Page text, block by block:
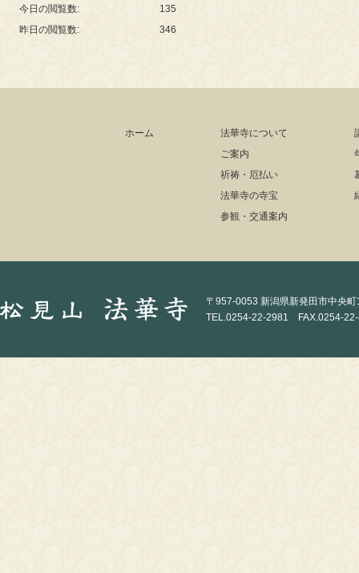
135
今日の閲覧数:
346
昨日の閲覧数:
ホーム
法華寺について
ご案内
祈祷・厄払い
法華寺の寺宝
参観・交通案内
〒957-0053 新潟県新発田市中央
TEL.0254-22-2981 FAX.0254-